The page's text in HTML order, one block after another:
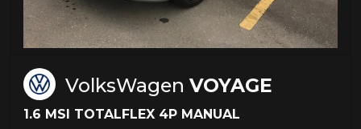
VolksWagen VOYAGE
1.6 MSI TOTALFLEX 4P MANUAL